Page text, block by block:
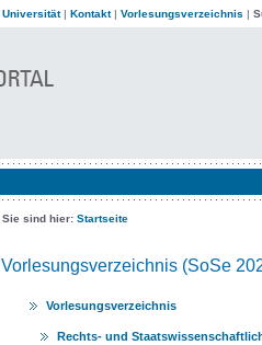
Universität| Kontakt| Vorlesungsverzeichnis |
Sie sind hier: Startseite
Vorlesungsverzeichnis (SoSe
Vorlesungsverzeichnis
Rechts- und